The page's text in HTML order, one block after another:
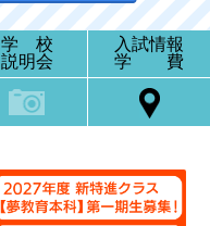
学 校
説明会
入試情報
学 費